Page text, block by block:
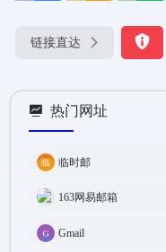
链接直达
热门网址
临时邮
163网易邮箱
Gmail